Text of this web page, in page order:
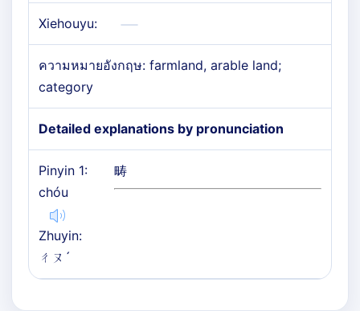
Xiehouyu:
ความหมายอังกฤษ: farmland, arable land;
category
Detailed explanations by pronunciation
Pinyin 1:
chóu
Zhuyin:
ㄔㄡˊ
畴